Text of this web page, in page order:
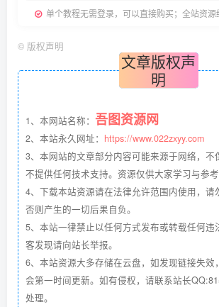
单个教程无需登录，可以直接购买；全站资源
© 版权声明
文章版权声
明
1、本网站名称： 吾图资源网
2、本站永久网址： https://www.022zxyy.com
3、本网站的文章部分内容可能来源于网络，不
不提供任何技术支持。资源仅供大家学习与参考
4、下载本站资源请在法律允许范围内使用，请
否则产生的一切后果自负。
5、本站一律禁止以任何方式发布或转载任何违
客发现请向站长举报。
6、本站资源大多存储在云盘，如发现链接失效
会第一时间更新。如有侵权，请联系站长
处理。